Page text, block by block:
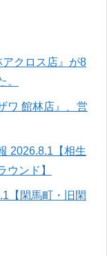
アクロス店』が8
。
ワ 館林店』、営
2026.8.1【相生
ウンド】
【閑馬町・旧閑